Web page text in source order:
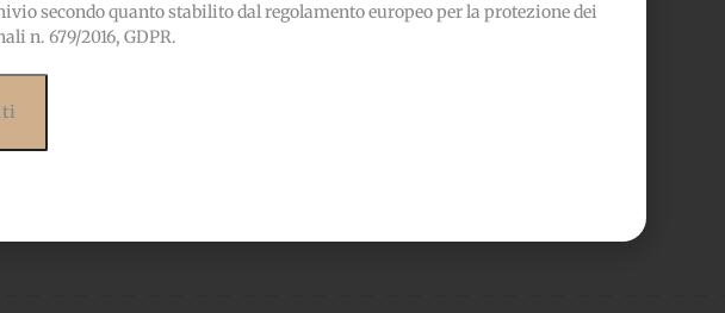
secondo quanto stabilito dal regolamento europeo per la protezione dei
n. 679/2016, GDPR.